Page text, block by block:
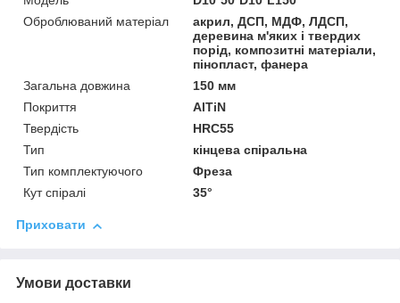
Оброблюваний матеріал
акрил, ДСП, МДФ, ЛДСП,
деревина м'яких і твердих
порід, композитні матеріали,
пінопласт, фанера
Загальна довжина
150 мм
Покриття
AlTiN
Твердість
HRC55
Тип
кінцева спіральна
Тип комплектуючого
Фреза
Кут спіралі
35°
Приховати
Умови доставки